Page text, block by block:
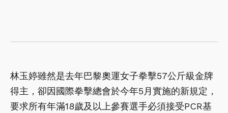
林玉婷雖然是去年巴黎奧運女子拳擊57公斤級金牌
得主，卻因國際拳擊總會於今年5月實施的新規定，
要求所有年滿18歲及以上參賽選手必須接受PCR基